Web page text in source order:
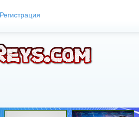
Регистрация